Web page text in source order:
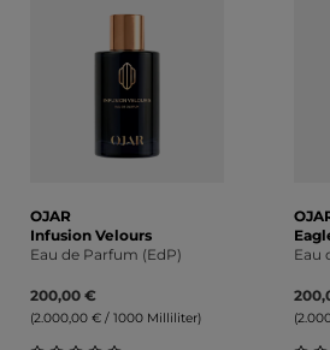
OJAR
Infusion Velours
Eau de Parfum (EdP)
200,00 €
(2.000,00 € / 1000 Milliliter)
Eau